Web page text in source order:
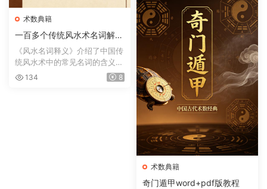
术数典籍
一百多个传统风水术名词解释
《风水名词释义》
《风水名词释义》介绍了中国传
统风水术中的常见名词的含义，
如风水术、太极晕、生...
134 8
术数典籍
奇门遁甲word+pdf版教程